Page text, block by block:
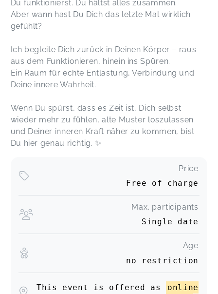
Du funktionierst. Du hältst alles zusammen.
Aber wann hast Du Dich das letzte Mal wirklich
gefühlt?
Ich begleite Dich zurück in Deinen Körper – raus
aus dem Funktionieren, hinein ins Spüren.
Ein Raum für echte Entlastung, Verbindung und
Deine innere Wahrheit.
Wenn Du spürst, dass es Zeit ist, Dich selbst
wieder mehr zu fühlen, alte Muster loszulassen
und Deiner inneren Kraft näher zu kommen, bist
Du hier genau richtig. ✨
Price
Free of charge
Max. participants
Single date
Age
no restriction
This event is offered as
online